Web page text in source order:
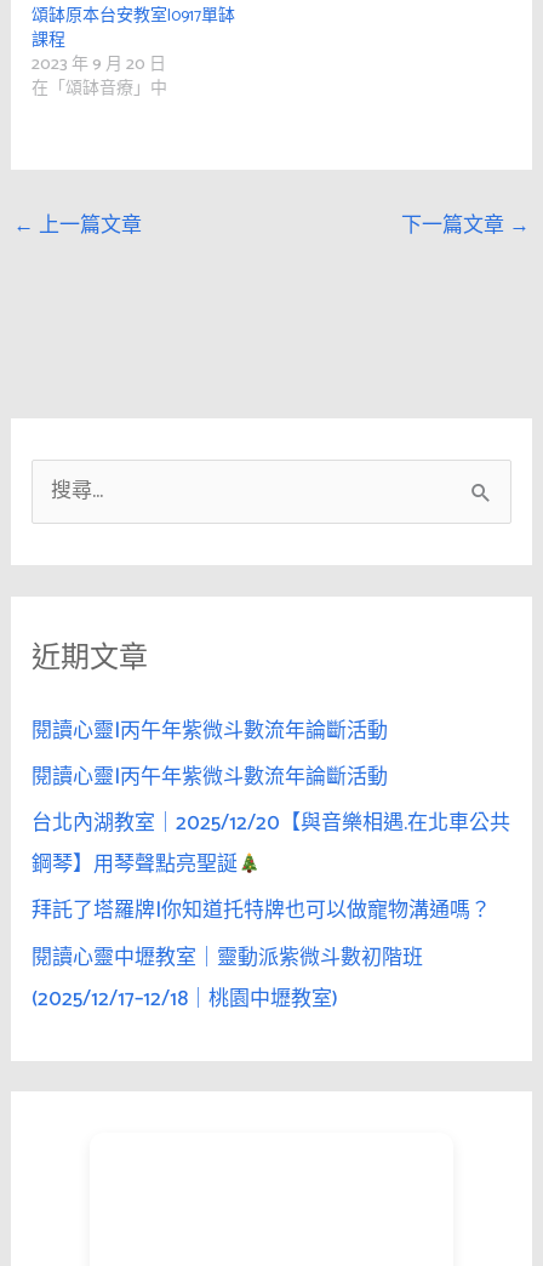
頌缽原本台安教室|0917單缽
課程
2023 年 9 月 20 日
在「頌缽音療」中
← 上一篇文章 下一篇文章 →
尋
關
字
近期文章
閱讀心靈|丙午年紫微斗數流年論斷活動
閱讀心靈|丙午年紫微斗數流年論斷活動
台北內湖教室｜2025/12/20【與音樂相遇.在北車公共
鋼琴】用琴聲點亮聖誕
拜託了塔羅牌|你知道托特牌也可以做寵物溝通嗎？
閱讀心靈中壢教室｜靈動派紫微斗數初階班
(2025/12/17–12/18｜桃園中壢教室)